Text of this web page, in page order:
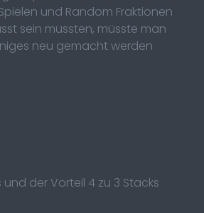
und Random Fraktionen
sein müssten, müsste man
neu gemacht werden
der Vorteil 4 zu 3 Stacks